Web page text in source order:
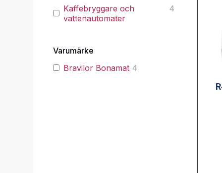
Kaffebryggare och
vattenautomater
4
Varumärke
Bravilor Bonamat 4